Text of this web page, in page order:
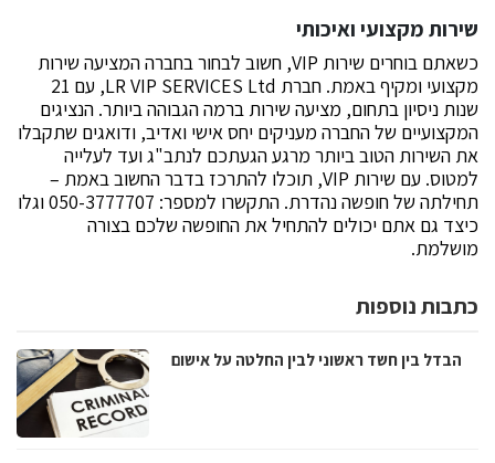
שירות מקצועי ואיכותי
כשאתם בוחרים שירות VIP, חשוב לבחור בחברה המציעה שירות
מקצועי ומקיף באמת. חברת LR VIP SERVICES Ltd, עם 21
שנות ניסיון בתחום, מציעה שירות ברמה הגבוהה ביותר. הנציגים
המקצועיים של החברה מעניקים יחס אישי ואדיב, ודואגים שתקבלו
את השירות הטוב ביותר מרגע הגעתכם לנתב"ג ועד לעלייה
למטוס. עם שירות VIP, תוכלו להתרכז בדבר החשוב באמת –
תחילתה של חופשה נהדרת. התקשרו למספר: 050-3777707 וגלו
כיצד גם אתם יכולים להתחיל את החופשה שלכם בצורה
מושלמת.
כתבות נוספות
הבדל בין חשד ראשוני לבין החלטה על אישום